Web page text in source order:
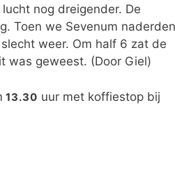
nog dreigender. De
Toen we Sevenum naderden
weer. Om half 6 zat de
was geweest. (Door Giel)
13.30 uur met koffiestop bij